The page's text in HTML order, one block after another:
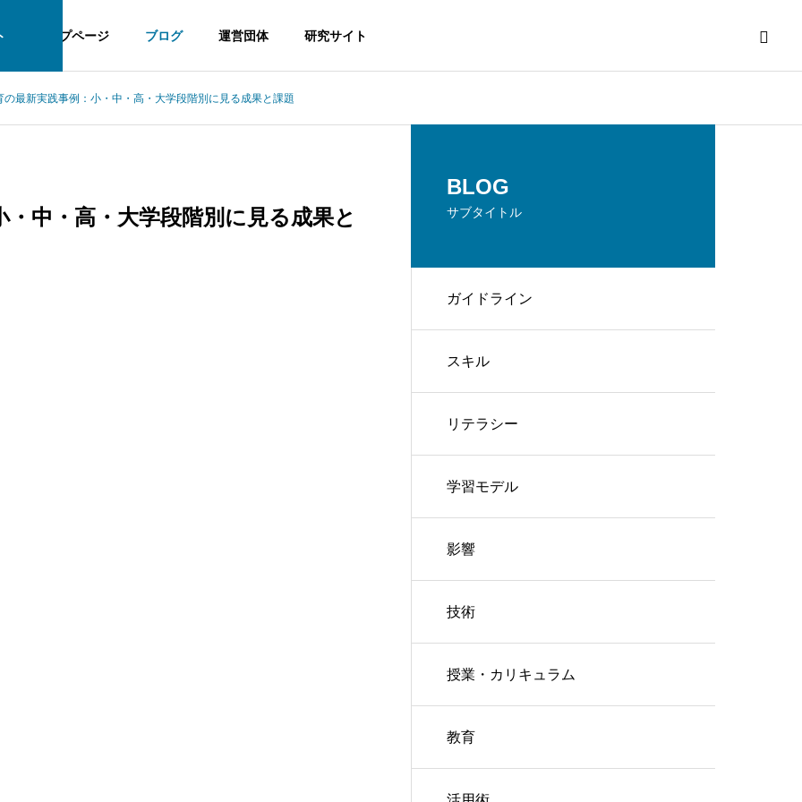
トップページ ブログ 運営団体 研究サイト
の最新実践事例：小・中・高・大学段階別に見る成果と課題
中・高・大学段階別に見る成果と
BLOG
サブタイトル
ガイドライン
スキル
リテラシー
学習モデル
影響
技術
授業・カリキュラム
教育